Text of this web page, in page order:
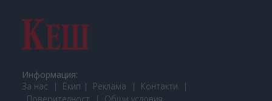
Информация:
За нас
Екип Реклама
Контакти